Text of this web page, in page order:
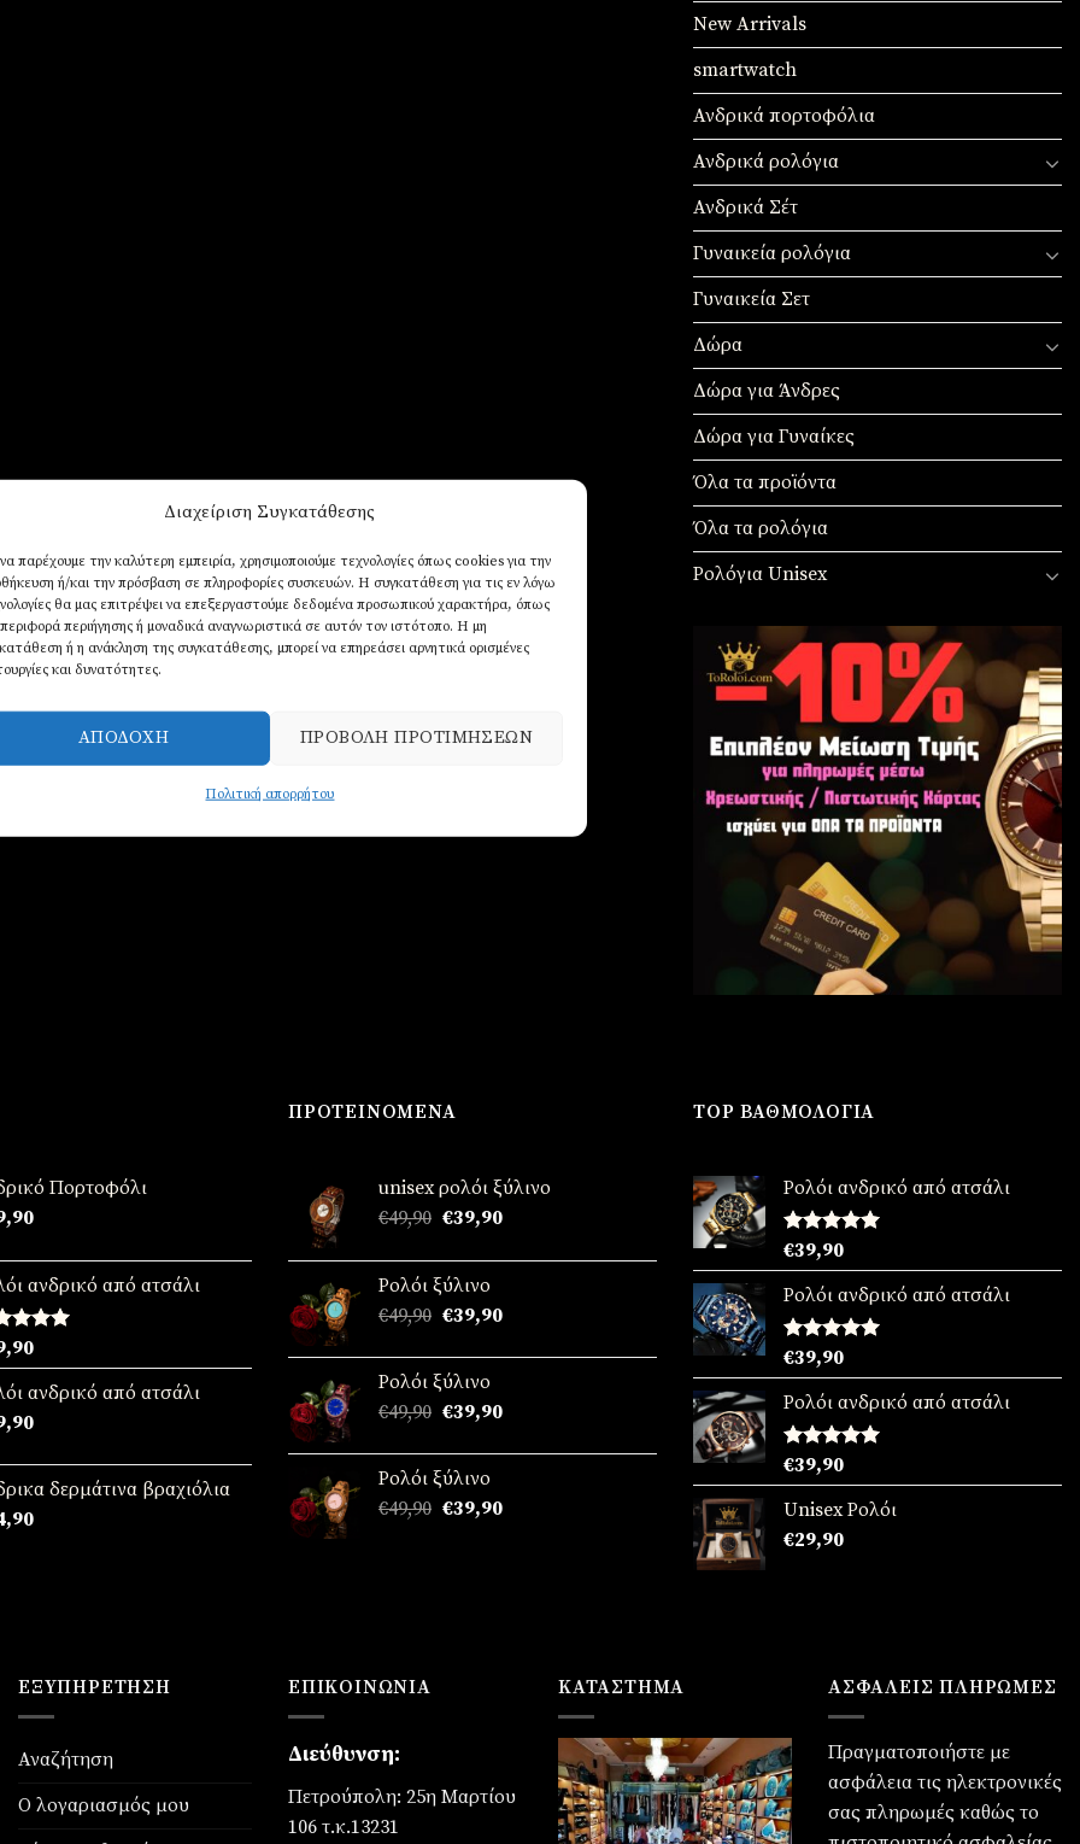
Διαχείριση Συγκατάθεσης
παρέχουμε την καλύτερη εμπειρία, χρησιμοποιούμε τεχνολογίες όπως cookies για την
ή/και την πρόσβαση σε πληροφορίες συσκευών. Η συγκατάθεση για τις εν λόγω
θα μας επιτρέψει να επεξεργαστούμε δεδομένα προσωπικού χαρακτήρα, όπως
περιήγησης ή μοναδικά αναγνωριστικά σε αυτόν τον ιστότοπο. Η μη
ή η ανάκληση της συγκατάθεσης, μπορεί να επηρεάσει αρνητικά ορισμένες
και δυνατότητες.
ΑΠΟΔΟΧΉ ΠΡΟΒΟΛΉ ΠΡΟΤΙΜΉΣΕΩΝ
Πολιτική απορρήτου
New Arrivals
smartwatch
Ανδρικά πορτοφόλια
Ανδρικά ρολόγια
Ανδρικά Σέτ
Γυναικεία ρολόγια
Γυναικεία Σετ
Δώρα
Δώρα για Άνδρες
Δώρα για Γυναίκες
Όλα τα προϊόντα
Όλα τα ρολόγια
Ρολόγια Unisex
Πορτοφόλι
ανδρικό από ατσάλι
5.00
5
ανδρικό από ατσάλι
δερμάτινα βραχιόλια
ΠΡΟΤΕΙΝΌΜΕΝΑ
unisex ρολόι ξύλινο
€49,90 Original
was:
€49,90.
€39,90Η
τιμή
€39,90.
Ρολόι ξύλινο
€49,90 Original
was:
€49,90.
€39,90Η
τιμή
€39,90.
Ρολόι ξύλινο
€49,90 Original
was:
€49,90.
€39,90Η
τιμή
€39,90.
Ρολόι ξύλινο
€49,90 Original
€39,90Η
TOP ΒΑΘΜΟΛΟΓΊΑ
Ρολόι ανδρικό από ατσάλι
Βαθμολογήθηκε
με5.00
από 5
€39,90
Ρολόι ανδρικό από ατσάλι
Βαθμολογήθηκε
με5.00
από 5
€39,90
Ρολόι ανδρικό από ατσάλι
Βαθμολογήθηκε
με5.00
από 5
€39,90
Unisex Ρολόι
€29,90
ΕΞΥΠΗΡΈΤΗΣΗ
Αναζήτηση
Ο λογαριασμός μου
ΕΠΙΚΟΙΝΩΝΊΑ
Διεύθυνση:
Πετρούπολη: 25η Μαρτίου
106 τ.κ.13231
ΚΑΤΆΣΤΗΜΑ ΑΣΦΑΛΕΙΣ ΠΛΗΡΩΜΕΣ
Πραγματοποιήστε με
ασφάλεια τις ηλεκτρονικές
σας πληρωμές καθώς το